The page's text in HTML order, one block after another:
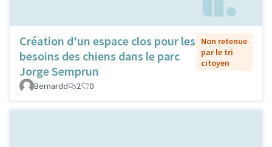
Création d'un espace clos pour les
besoins des chiens dans le parc
Jorge Semprun
Non retenue
par le tri
citoyen
Bernardd 2 0